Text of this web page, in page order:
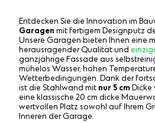
Entdecken Sie die Innovation im
Garagen mit fertigem Designputz
Unsere Garagen bieten Ihnen eine
herausragender Qualität und
ganzjährige Fassade aus
mühelos Wasser, hohen
Wetterbedingungen. Dank der
ist die Stahlwand mit nur 5 cmDicke
eine klassische 20 cm dicke
wertvollen Platz sowohl auf Ihrem
Inneren der Garage.